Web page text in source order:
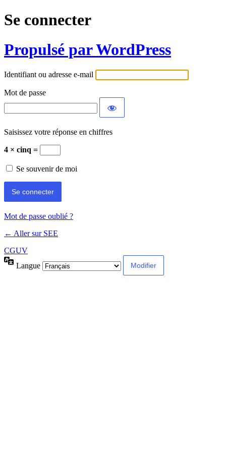
Se connecter
Propulsé par WordPress
Identifiant ou adresse e-mail
Mot de passe
Saisissez votre réponse en chiffres
4 × cinq =
Se souvenir de moi
Mot de passe oublié ?
← Aller sur SEE
CGUV
Langue